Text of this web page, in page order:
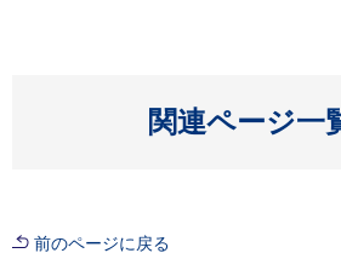
関連ページ一
開く
前のページに戻る